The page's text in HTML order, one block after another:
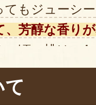
てもジューシ
、芳醇な香り
頃の桃は、
のため、アル